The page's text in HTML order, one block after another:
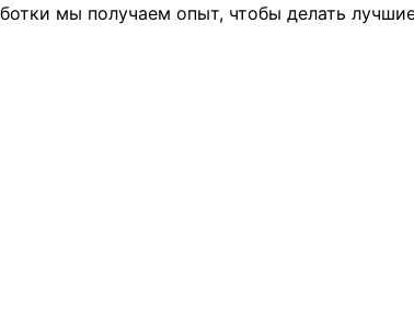
мы получаем опыт, чтобы делать